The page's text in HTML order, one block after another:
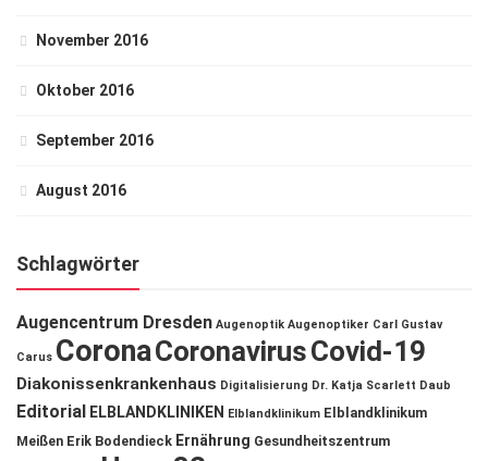
November 2016
Oktober 2016
September 2016
August 2016
Schlagwörter
Augencentrum Dresden Augenoptik Augenoptiker Carl Gustav
Carus CoronaCoronavirusCovid-19
Diakonissenkrankenhaus Digitalisierung Dr. Katja Scarlett Daub
Editorial ELBLANDKLINIKEN Elblandklinikum Elblandklinikum
Meißen Erik Bodendieck Ernährung Gesundheitszentrum